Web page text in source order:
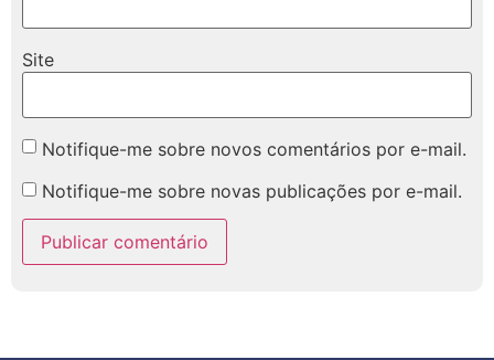
Site
Notifique-me sobre novos comentários por e-mail.
Notifique-me sobre novas publicações por e-mail.